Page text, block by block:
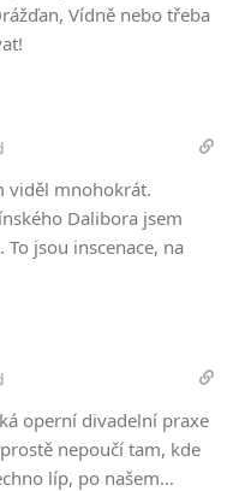
Vídně nebo třeba
viděl mnohokrát.
Dalibora jsem
jsou inscenace, na
operní divadelní praxe
nepoučí tam, kde
líp, po našem…